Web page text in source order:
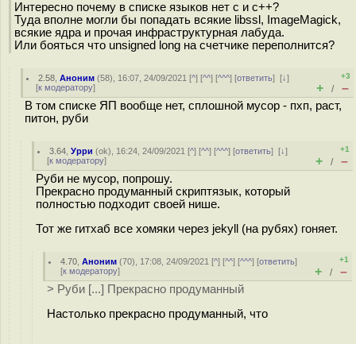
Интересно почему в списке языков нет с и с++?
Туда вполне могли бы попадать всякие libssl, ImageMagick,
всякие ядра и прочая инфраструктурная лабуда.
Или бояться что unsigned long на счетчике переполнится?
2.58 ,Аноним (58), 16:07, 24/09/2021 [^] [^^] [^^^] [ответить][↓]
[к модератору]
+3
+ / –
В том списке ЯП вообще нет, сплошной мусор - пхп, раст,
питон, руби
3.64 ,Урри (ok), 16:24, 24/09/2021 [^] [^^] [^^^] [ответить][↓]
[к модератору]
+1
+ / –
Руби не мусор, попрошу.
Прекрасно продуманный скриптязык, который
полностью подходит своей нише.
Тот же гитхаб все хомяки через jekyll (на рубях) гоняет.
4.70 ,Аноним (70), 17:08, 24/09/2021 [^] [^^] [^^^] [ответить]
[к модератору]
+1
+ / –
> Руби [...] Прекрасно продуманный
Настолько прекрасно продуманный, что